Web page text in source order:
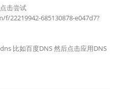
击尝试
22219942-685130878-e047d7?
比如百度DNS 然后点击应用DNS